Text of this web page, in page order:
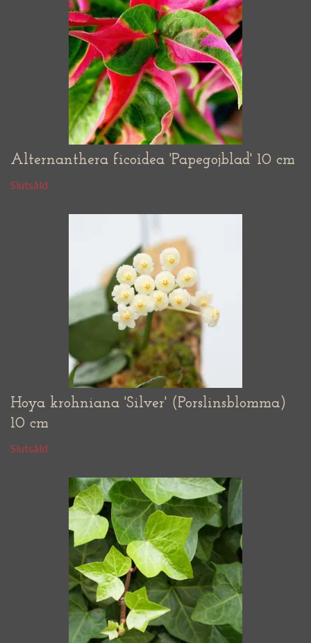
Alternanthera ficoidea 'Papegojblad' 10 cm
Slutsåld
Hoya krohniana 'Silver' (Porslinsblomma)
10 cm
Slutsåld